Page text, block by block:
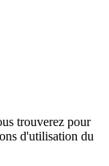
trouverez pour
d'utilisation du